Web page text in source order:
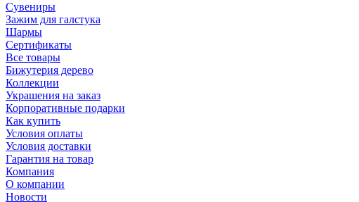
Сувениры
Зажим для галстука
Шармы
Сертификаты
Все товары
Бижутерия дерево
Коллекции
Украшения на заказ
Корпоративные подарки
Как купить
Условия оплаты
Условия доставки
Гарантия на товар
Компания
О компании
Новости